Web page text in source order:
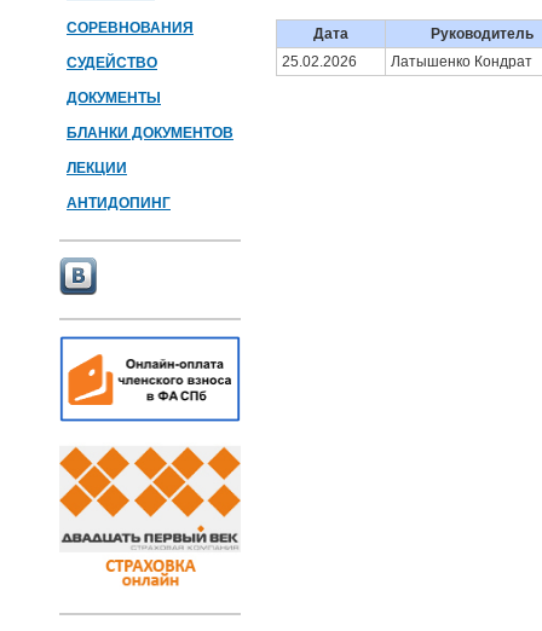
СОРЕВНОВАНИЯ
СУДЕЙСТВО
ДОКУМЕНТЫ
БЛАНКИ ДОКУМЕНТОВ
ЛЕКЦИИ
АНТИДОПИНГ
Дата
Руководитель
25.02.2026
Латышенко Кондрат